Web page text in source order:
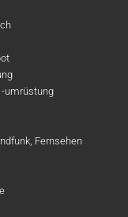
-umrüstung
Fernsehen